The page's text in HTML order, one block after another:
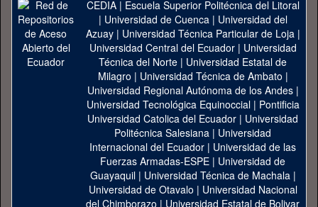
CEDIA| Escuela Superior Politécnica del Litoral
| Universidad de Cuenca| Universidad del
Azuay| Universidad Técnica Particular de Loja|
Universidad Central del Ecuador| Universidad
Técnica del Norte | Universidad Estatal de
Milagro | Universidad Técnica de Ambato |
Universidad Regional Autónoma de los Andes|
Universidad Tecnológica Equinoccial| Pontificia
Universidad Catolica del Ecuador | Universidad
Politécnica Salesiana | Universidad
Internacional del Ecuador | Universidad de las
Fuerzas Armadas-ESPE | Universidad de
Guayaquil| Universidad Técnica de Machala|
Universidad de Otavalo | Universidad Nacional
del Chimborazo | Universidad Estatal de Bolivar